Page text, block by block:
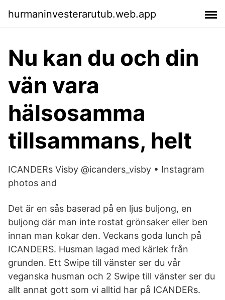
hurmaninvesterarutub.web.app
Nu kan du och din
vän vara
hälsosamma
tillsammans, helt
ICANDERs Visby @icanders_visby • Instagram
photos and
Det är en sås baserad på en ljus buljong, en
buljong där man inte rostat grönsaker eller ben
innan man kokar den. Veckans goda lunch på
ICANDERS. Husman lagad med kärlek från
grunden. Ett Swipe till vänster ser du vår
veganska husman och 2 Swipe till vänster ser du
allt annat gott som vi alltid har på ICANDERs.